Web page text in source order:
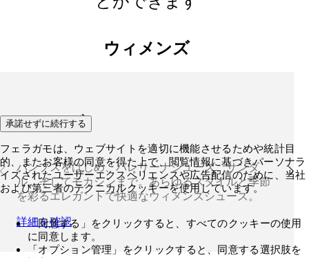
ウィメンズ
シューズ
パンプスをはじめ、バレリーナシューズ、サンダ
ル、そしてモカシンまで。あらゆるスタイルと季節
を彩るエレガントで快適なウィメンズシューズ。
詳細を確認
承諾せずに続行する
フェラガモは、ウェブサイトを適切に機能させるためや統計目
的、またお客様の同意を得た上で、閲覧情報に基づきパーソナラ
イズされたユーザーエクスペリエンスや広告配信のために、当社
および第三者のテクニカルクッキーを使用しています。
「同意する」をクリックすると、すべてのクッキーの使用
に同意します。
「オプション管理」をクリックすると、同意する選択肢を